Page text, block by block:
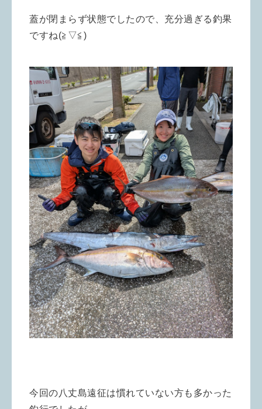
蓋が閉まらず状態でしたので、 充分過ぎる釣果
ですね(≧▽≦)
今回の八丈島遠征は慣れていない方も多かった